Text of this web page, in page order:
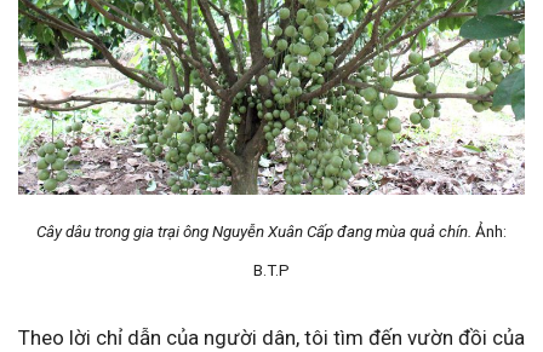
Cây dâu trong gia trại ông Nguyễn Xuân Cấp đang mùa quả chín. Ảnh:
B.T.P
Theo lời chỉ dẫn của người dân, tôi tìm đến vườn đồi của